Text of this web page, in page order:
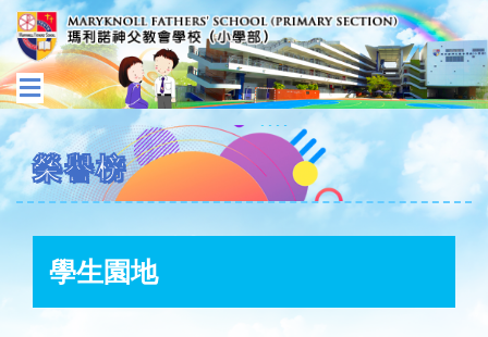
榮譽榜
學生園地